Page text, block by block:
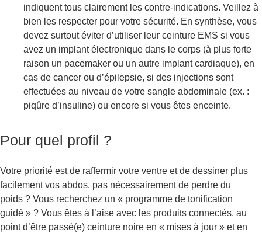
indiquent tous clairement les contre-indications. Veillez à
bien les respecter pour votre sécurité. En synthèse, vous
devez surtout éviter d’utiliser leur ceinture EMS si vous
avez un implant électronique dans le corps (à plus forte
raison un pacemaker ou un autre implant cardiaque), en
cas de cancer ou d’épilepsie, si des injections sont
effectuées au niveau de votre sangle abdominale (ex. :
piqûre d’insuline) ou encore si vous êtes enceinte.
Pour quel profil ?
Votre priorité est de raffermir votre ventre et de dessiner plus
facilement vos abdos, pas nécessairement de perdre du
poids ? Vous recherchez un « programme de tonification
guidé » ? Vous êtes à l’aise avec les produits connectés, au
point d’être passé(e) ceinture noire en « mises à jour » et en